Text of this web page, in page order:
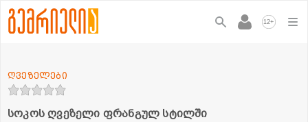
12+
სოკოს ღვეზელი ფრანგულ სტილში
ღვეზელები